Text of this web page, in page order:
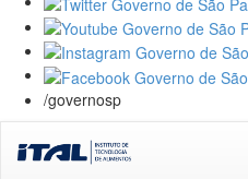
/governosp
navigation